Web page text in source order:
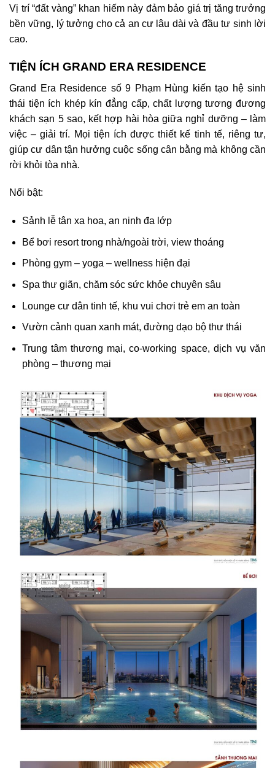
Vị trí “đất vàng” khan hiếm này đảm bảo giá trị tăng trưởng
bền vững, lý tưởng cho cả an cư lâu dài và đầu tư sinh lời
cao.
TIỆN ÍCH GRAND ERA RESIDENCE
Grand Era Residence số 9 Phạm Hùng kiến tạo hệ sinh
thái tiện ích khép kín đẳng cấp, chất lượng tương đương
khách sạn 5 sao, kết hợp hài hòa giữa nghỉ dưỡng – làm
việc – giải trí. Mọi tiện ích được thiết kế tinh tế, riêng tư,
giúp cư dân tận hưởng cuộc sống cân bằng mà không cần
rời khỏi tòa nhà.
Nổi bật:
Sảnh lễ tân xa hoa, an ninh đa lớp
Bể bơi resort trong nhà/ngoài trời, view thoáng
Phòng gym – yoga – wellness hiện đại
Spa thư giãn, chăm sóc sức khỏe chuyên sâu
Lounge cư dân tinh tế, khu vui chơi trẻ em an toàn
Vườn cảnh quan xanh mát, đường dạo bộ thư thái
Trung tâm thương mại, co-working space, dịch vụ văn
phòng – thương mại